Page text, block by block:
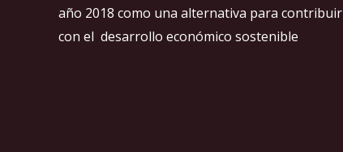
año 2018 como una alternativa para contribuir
con el desarrollo económico sostenible